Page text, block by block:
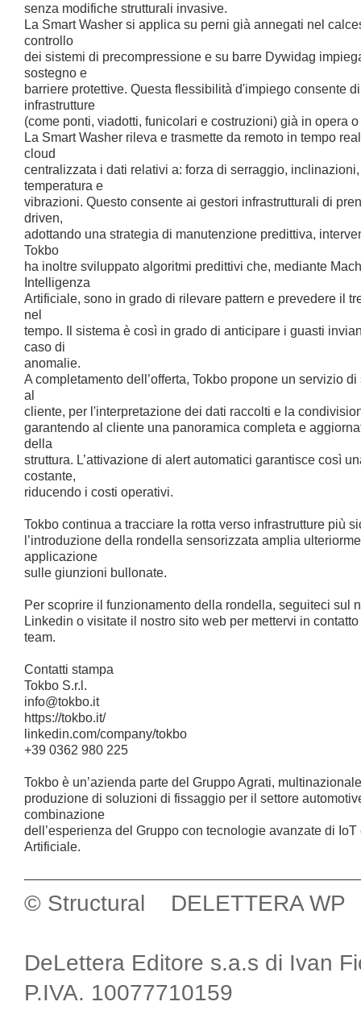
senza modifiche strutturali invasive.
La Smart Washer si applica su perni già annegati nel
controllo
dei sistemi di precompressione e su barre Dywidag
sostegno e
barriere protettive. Questa flessibilità d'impiego consente
infrastrutture
(come ponti, viadotti, funicolari e costruzioni) già in opera
La Smart Washer rileva e trasmette da remoto in tempo
cloud
centralizzata i dati relativi a: forza di serraggio,
temperatura e
vibrazioni. Questo consente ai gestori infrastrutturali di
driven,
adottando una strategia di manutenzione predittiva,
Tokbo
ha inoltre sviluppato algoritmi predittivi che, mediante
Intelligenza
Artificiale, sono in grado di rilevare pattern e prevedere il
nel
tempo. Il sistema è così in grado di anticipare i guasti
caso di
anomalie.
A completamento dell’offerta, Tokbo propone un servizio
al
cliente, per l'interpretazione dei dati raccolti e la
garantendo al cliente una panoramica completa e
della
struttura. L’attivazione di alert automatici garantisce così
costante,
riducendo i costi operativi.
Tokbo continua a tracciare la rotta verso infrastrutture più
l’introduzione della rondella sensorizzata amplia
applicazione
sulle giunzioni bullonate.
Per scoprire il funzionamento della rondella, seguiteci sul
Linkedin o visitate il nostro sito web per mettervi in
team.
Contatti stampa
Tokbo S.r.l.
info@tokbo.it
https://tokbo.it/
linkedin.com/company/tokbo
+39 0362 980 225
Tokbo è un’azienda parte del Gruppo Agrati,
produzione di soluzioni di fissaggio per il settore
combinazione
dell’esperienza del Gruppo con tecnologie avanzate di
Artificiale.
© Structural DELETTERA WP
DeLettera Editore s.a.s di Ivan
P.IVA. 10077710159